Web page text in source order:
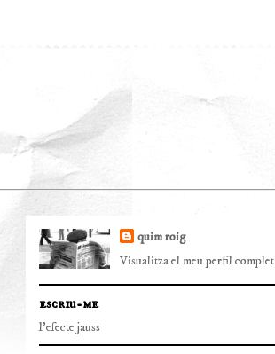
quim roig
Visualitza el meu perfil complet
escriu-me
l'efecte jauss